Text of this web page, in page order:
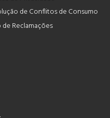
de Conflitos de Consumo
de Reclamações